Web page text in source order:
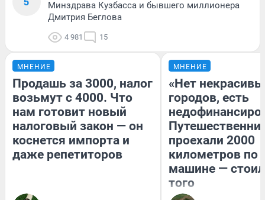
Минздрава Кузбасса и бывшего миллионера
Дмитрия Беглова
4 981 15
МНЕНИЕ
Продашь за 3000, налог
возьмут с 4000. Что
нам готовит новый
налоговый закон — он
коснется импорта и
даже репетиторов
МНЕНИЕ
«Нет
городов, есть
проехали 2000
километров по
машине —
того